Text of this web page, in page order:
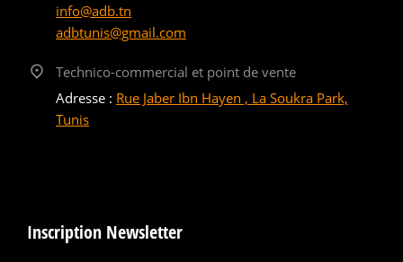
info@adb.tn
adbtunis@gmail.com
Technico-commercial et point de vente
Adresse : Rue Jaber Ibn Hayen , La Soukra Park,
Tunis
Inscription Newsletter